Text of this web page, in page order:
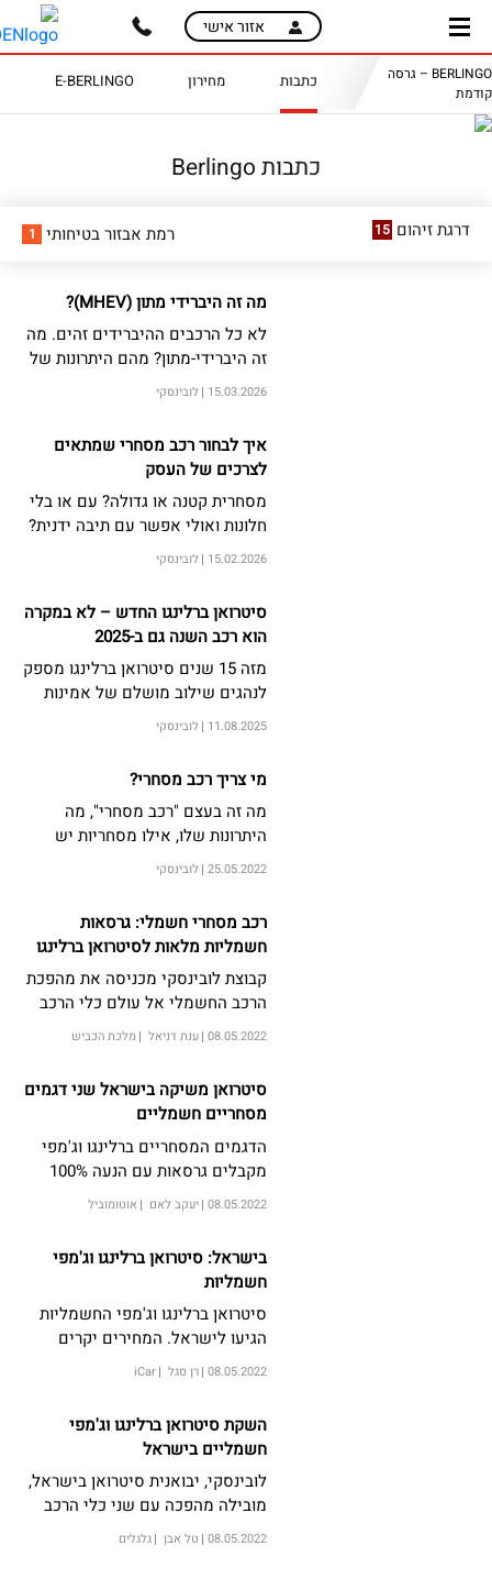
skip
main
content
skip
page
menu
אזור אישי
BERLINGO – גרסה
קודמת
כתבות מחירון E-BERLINGO
כתבות Berlingo
דרגת זיהום 15 רמת אבזור בטיחותי 1
מה זה היברידי מתון (MHEV)?
לא כל הרכבים ההיברידים זהים. מה
זה היברידי-מתון? מהם היתרונות של
מערכת ההנעה הזו ומי הנהגים שלהם
מערכת היברידית-מתונה המתאימה
15.03.2026 לובינסקי
איך לבחור רכב מסחרי שמתאים
לצרכים של העסק
מסחרית קטנה או גדולה? עם או בלי
חלונות ואולי אפשר עם תיבה ידנית?
ברלינגו או ג'מאפי? גלו את נבחרת
הרכבים המסחריים של סיטרואן
15.02.2026 לובינסקי
סיטרואן ברלינגו החדש – לא במקרה
הוא רכב השנה גם ב-2025
מזה 15 שנים סיטרואן ברלינגו מספק
לנהגים שילוב מושלם של אמינות
וגמישות לעבודה ולמשפחה. הכירו
את כל הסיבות בזכותן סיטרואן
11.08.2025 לובינסקי
מי צריך רכב מסחרי?
מה זה בעצם "רכב מסחרי", מה
היתרונות שלו, אילו מסחריות יש
לסיטרואן להציע ואיפה אפשר למצוא
רכב מסחרי חשמלי? כל התשובות
25.05.2022 לובינסקי
רכב מסחרי חשמלי: גרסאות
חשמליות מלאות לסיטרואן ברלינגו
וסיטרואן ג’מפי
קבוצת לובינסקי מכניסה את מהפכת
הרכב החשמלי אל עולם כלי הרכב
המסחריים עם השקת שני דגמים
JUMPY (ברלינגו וג’מפי חשמליים)
08.05.2022 ענת דניאל מלכת הכביש
סיטרואן משיקה בישראל שני דגמים
מסחריים חשמליים
הדגמים המסחריים ברלינגו וג'מפי
מקבלים גרסאות עם הנעה 100%
חשמלית
08.05.2022 יעקב לאם אוטומוביל
בישראל: סיטרואן ברלינגו וג'מפי
חשמליות
סיטרואן ברלינגו וג'מפי החשמליות
הגיעו לישראל. המחירים יקרים
בכ-18,000 שקלים מגרסאות הדיזל
08.05.2022 רן סגל iCar
השקת סיטרואן ברלינגו וג'מפי
חשמליים בישראל
לובינסקי, יבואנית סיטרואן בישראל,
מובילה מהפכה עם שני כלי הרכב
המסחריים המובילים של הקבוצה –
08.05.2022 טל אבן גלגלים